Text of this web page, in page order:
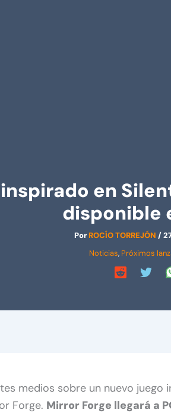
en
disponible
PorROCÍO TORREJÓN /
Noticias, Próximos
medios sobre un nuevo juego
Forge. Mirror Forge llegará a